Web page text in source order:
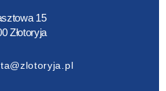
15
Złotoryja